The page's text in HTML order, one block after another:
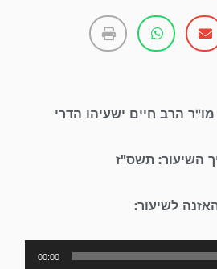
הרב חיים ישעיהו הדרי
השיעור: תשס"ז
לשיעור:
נגן
00:00